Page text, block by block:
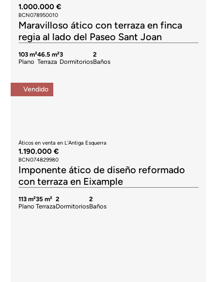
1.000.000 €
BCN078950010
Maravilloso ático con terraza en finca
regia al lado del Paseo Sant Joan
103 m²
Plano
46.5 m²
Terraza
3
Dormitorios
2
Baños
Vendido
Áticos en venta en L'Antiga Esquerra
1.190.000 €
BCN074829980
Imponente ático de diseño reformado
con terraza en Eixample
113 m²
Plano
35 m²
Terraza
2
Dormitorios
2
Baños